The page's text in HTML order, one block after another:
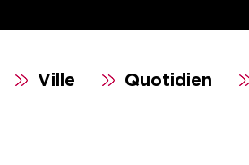
Ville Quotidien